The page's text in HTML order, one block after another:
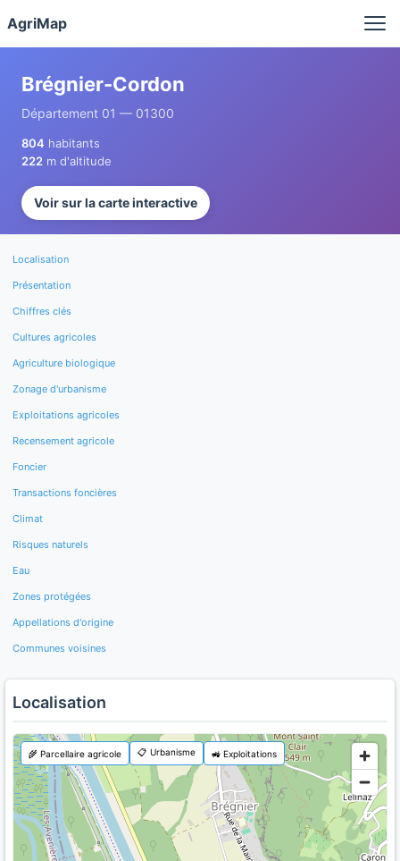
AgriMap
Brégnier-Cordon
Département 01 — 01300
804 habitants
222 m d'altitude
Voir sur la carte interactive
Localisation
Présentation
Chiffres clés
Cultures agricoles
Agriculture biologique
Zonage d'urbanisme
Exploitations agricoles
Recensement agricole
Foncier
Transactions foncières
Climat
Risques naturels
Eau
Zones protégées
Appellations d'origine
Communes voisines
Localisation
🌾 Parcellaire agricole 📋 Urbanisme 🚜 Exploitations